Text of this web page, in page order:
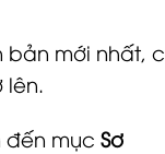
mới nhất,
lên.
đến mục Sơ